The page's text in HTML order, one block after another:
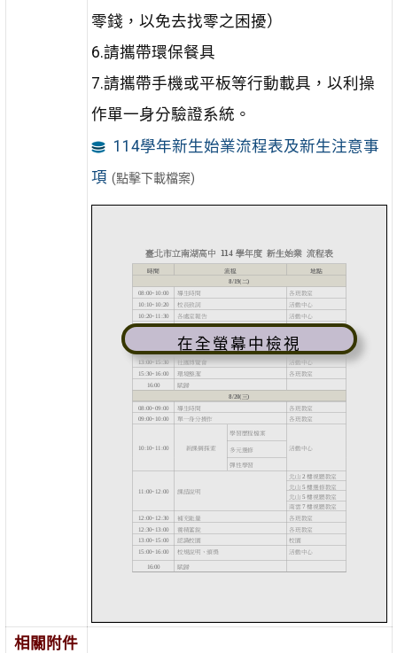
零錢，以免去找零之困擾）
6.請攜帶環保餐具
7.請攜帶手機或平板等行動載具，以利操
作單一身分驗證系統。
114學年新生始業流程表及新生注意事
項 (點擊下載檔案)
在全螢幕中檢視
相關附件